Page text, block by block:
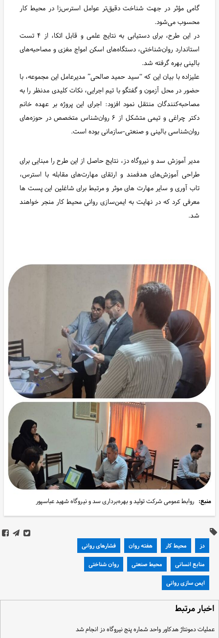
گامی مؤثر در جهت شناخت دقیق‌تر عوامل استرس‌زا در محیط کار
محسوب می‌شود.
در این طرح، برای دستیابی به نتایج علمی و قابل اتکا، از ۴ تست
استاندارد روان‌شناختی، دستگاه‌های اسکن امواج مغزی و مصاحبه‌های
بالینی بهره گرفته شد.
علیزاده با بیان این که “سید حمید صالحی” مدیرعامل این مجموعه، با
حضور در محل آزمون و گفتگو با تیم اجرایی، نکات کلیدی مدنظر را به
مصاحبه‌کنندگان منتقل نمود افزود: اجرای این پروژه بر عهده خانم
دکتر چراغی و تیمی متشکل از ۶ روان‌شناس متخصص در حوزه‌های
روان‌شناسی بالینی و صنعتی-سازمانی بوده است.
مدیر آموزش سد و نیروگاه دز، نتایج حاصل از این طرح را مبنایی برای
طراحی آموزش‌های هدفمند و ارتقای مهارت‌های مقابله با استرس،
تاب آوری و سایر مهارت های موثر و مرتبط برای شاغلین این پست ها
معرفی کرد که در نهایت به ایمن‌سازی روانی محیط کار منجر خواهند
شد.
منبع: روابط عمومی شرکت تولید و بهره‌برداری سد و نیروگاه شهید عباسپور
دز محیط کار هفته روان فشارهای روانی
منابع انسانی محیط صنعتی روان شناختی
ایمن سازی روانی
اخبار مرتبط
عملیات دمونتاژ هدکاور واحد شماره پنج نیروگاه دز انجام شد